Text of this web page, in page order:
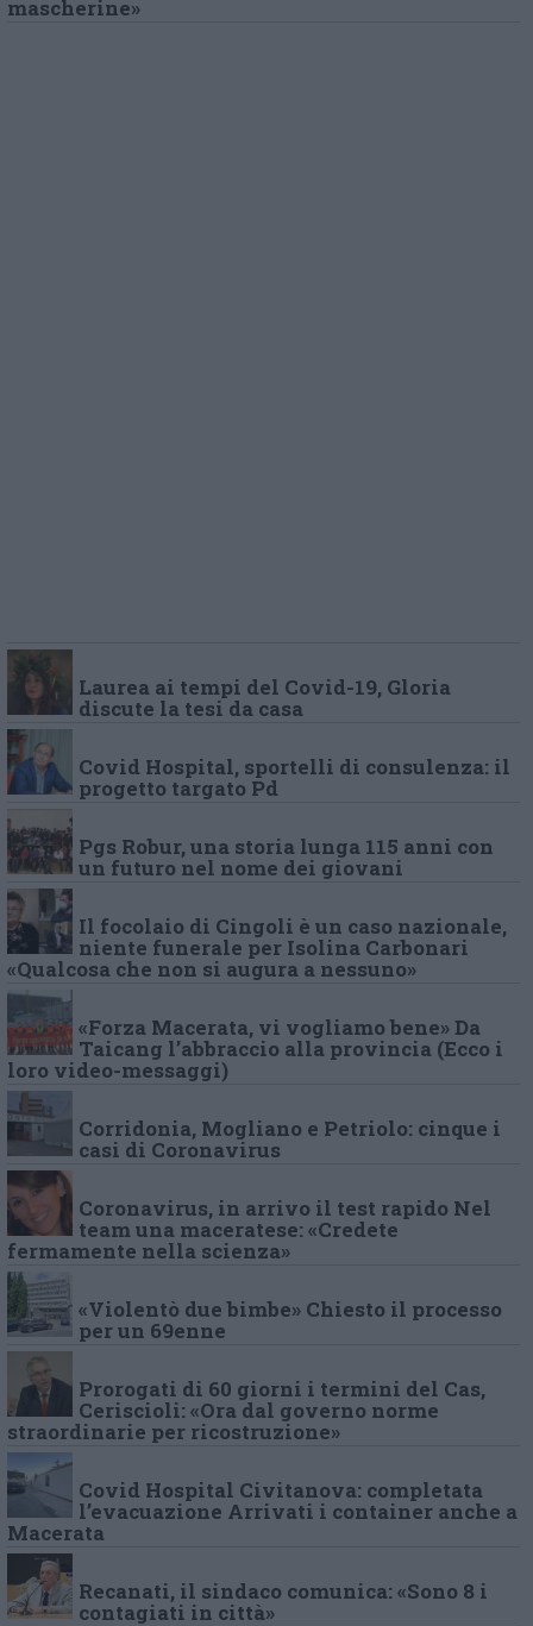
mascherine»
Laurea ai tempi del Covid-19, Gloria
discute la tesi da casa
Covid Hospital, sportelli di consulenza: il
progetto targato Pd
Pgs Robur, una storia lunga 115 anni con
un futuro nel nome dei giovani
Il focolaio di Cingoli è un caso nazionale,
niente funerale per Isolina Carbonari
«Qualcosa che non si augura a nessuno»
«Forza Macerata, vi vogliamo bene» Da
Taicang l’abbraccio alla provincia (Ecco i
loro video-messaggi)
Corridonia, Mogliano e Petriolo: cinque i
casi di Coronavirus
Coronavirus, in arrivo il test rapido Nel
team una maceratese: «Credete
fermamente nella scienza»
«Violentò due bimbe» Chiesto il processo
per un 69enne
Prorogati di 60 giorni i termini del Cas,
Ceriscioli: «Ora dal governo norme
straordinarie per ricostruzione»
Covid Hospital Civitanova: completata
l’evacuazione Arrivati i container anche a
Macerata
Recanati, il sindaco comunica: «Sono 8 i
contagiati in città»